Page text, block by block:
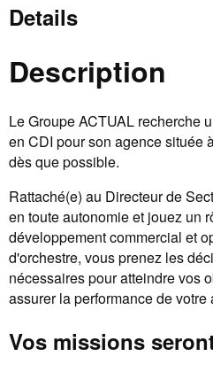
Details
Description
Le Groupe ACTUAL recherche
en CDI pour son agence située
dès que possible.
Rattaché(e) au Directeur de
en toute autonomie et jouez un
développement commercial et
d'orchestre, vous prenez les
nécessaires pour atteindre vos
assurer la performance de votre
Vos missions